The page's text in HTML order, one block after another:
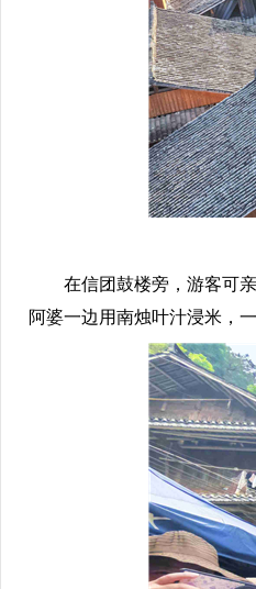
在信团鼓楼旁，游客可亲
阿婆一边用南烛叶汁浸米，